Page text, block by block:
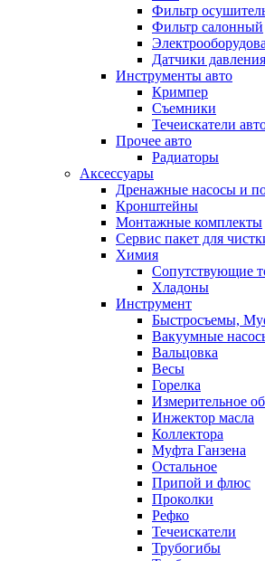
Фильтр
Фильтр салонный
Датчики давления
Инструменты авто
Кримпер
Съемники
Течеискатели
Прочее авто
Радиаторы
Аксессуары
Дренажные насосы и
Кронштейны
Монтажные комплекты
Сервис пакет для
Химия
Сопутствующие
Хладоны
Инструмент
Быстросъемы,
Вакуумные
Вальцовка
Весы
Горелка
Измерительное
Инжектор масла
Коллектора
Муфта Ганзена
Остальное
Припой и флюс
Проколки
Рефко
Течеискатели
Трубогибы